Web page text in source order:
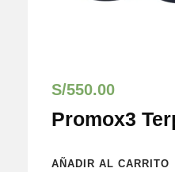
S/550.00
Promox3
AÑADIR AL CARRITO